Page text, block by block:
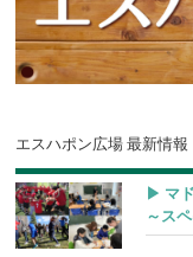
エスハポン広場 最新情報
▶︎ マ
～ス